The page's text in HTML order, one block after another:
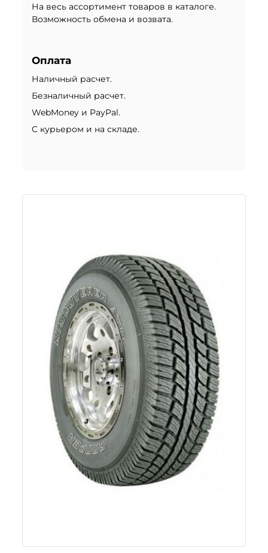
На весь ассортимент товаров в каталоге.
Возможность обмена и возвата.
Оплата
Наличный расчет.
Безналичный расчет.
WebMoney и PayPal.
С курьером и на складе.